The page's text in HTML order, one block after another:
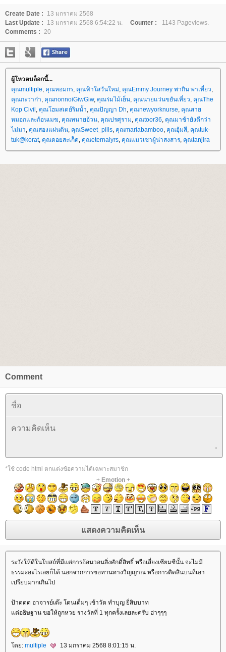
Create Date :
13 มกราคม 2568
Last Update :
13 มกราคม 2568 6:54:22 น. Counter :
1143 Pageviews.
Comments : 20
ผู้โหวตบล็อกนี้...
คุณmultiple, คุณหอมกร, คุณฟ้าใสวันใหม่, คุณEmmy Journey พากิน พาเที่ยว,
คุณกะว่าก๋า, คุณnonnoiGiwGiw, คุณร่มไม้เย็น, คุณนายแว่นขยันเที่ยว, คุณThe
Kop Civil , คุณโฮมสเตย์ริมน้ำ, คุณปัญญา Dh, คุณnewyorknurse, คุณสา
หมอกและก้อนเมฆ, คุณทนายอ้วน, คุณปรศุราม, คุณtoor36, คุณมาช้ายังดีกว่า
ไม่มา, คุณสองแผ่นดิน, คุณSweet_pills, คุณmariabamboo, คุณอุ้มสี, คุณtuk-
tuk@korat, คุณดอยสะเก็ด, คุณeternalyrs, คุณแมวเซาผู้น่าสงสาร, คุณtanjira
Comment
*ใช้ code html ตกแต่งข้อความได้เฉพาะสมาชิก
+ Emotion+
ระวังให้ดีในโบสถ์ที่มีแต่การอ้อนวอนสิ่งศักดิ์สิทธิ์ หรือเสี่ยงเซียมซีนั้น จะไม่มี
ธรรมะอะไรเลยก็ได้ นอกจากการขอทานทางวิญญาณ หรือการติดสินบนที่เอา
เปรียบมากเกินไป
ป้าดดด อาจารย์เต๊ะ โดนเต็มๆ เข้าวัด ทำบุญ ยี่สิบบาท
ต่อธิษฐาน ขอให้ถูกหวย รางวัลที่ 1 ทุกครั้งเลยละครับ ฮ่าๆๆๆ
ดย: multiple 13 มกราคม 2568 8:01:15 น.